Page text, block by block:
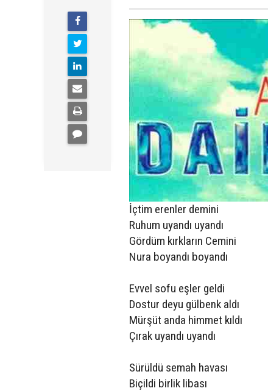
İçtim erenler demini
Ruhum uyandı uyandı
Gördüm kırkların Cemini
Nura boyandı boyandı
Evvel sofu eşler geldi
Dostur deyu gülbenk aldı
Mürşüt anda himmet kıldı
Çırak uyandı uyandı
Sürüldü semah havası
Biçildi birlik libası